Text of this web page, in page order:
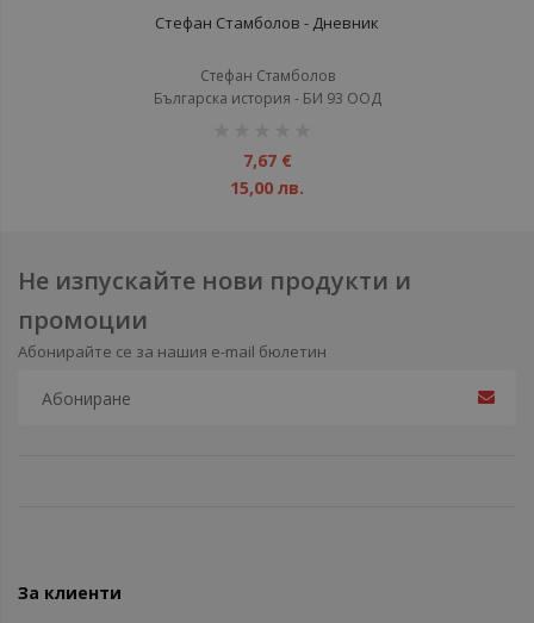
Стефан Стамболов - Дневник
Стефан Стамболов
Българска история - БИ 93 ООД
7,67 €
15,00 лв.
Не изпускайте нови продукти и
промоции
Абонирайте се за нашия e-mail бюлетин
За клиенти